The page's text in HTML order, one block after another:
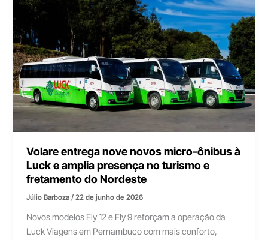
Volare entrega nove novos micro-ônibus à
Luck e amplia presença no turismo e
fretamento do Nordeste
Júlio Barboza/22 de junho de 2026
Novos modelos Fly 12 e Fly 9 reforçam a operação da
Luck Viagens em Pernambuco com mais conforto,